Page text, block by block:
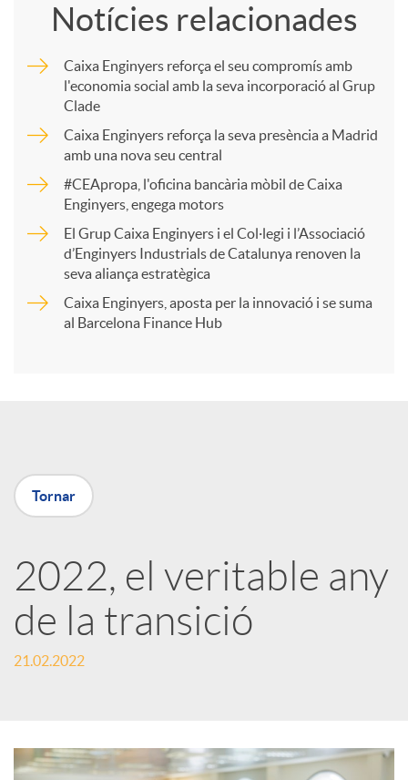
m
r
X
a
r
e
Notícies relacionades
Caixa Enginyers reforça el seu compromís amb
l'economia social amb la seva incorporació al Grup
Clade
Caixa Enginyers reforça la seva presència a Madrid
amb una nova seu central
#CEApropa, l'oficina bancària mòbil de Caixa
Enginyers, engega motors
El Grup Caixa Enginyers i el Col·legi i l’Associació
d’Enginyers Industrials de Catalunya renoven la
seva aliança estratègica
Caixa Enginyers, aposta per la innovació i se suma
al Barcelona Finance Hub
Tornar
2022, el veritable any
de la transició
21.02.2022